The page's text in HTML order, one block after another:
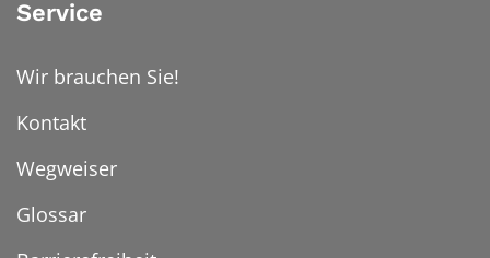
Service
Wir brauchen Sie!
Kontakt
Wegweiser
Glossar